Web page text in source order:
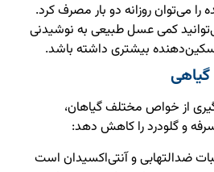
را می‌توان روزانه دو بار مصرف کرد.
کمی عسل طبیعی به نوشیدنی
تسکین‌دهنده بیشتری داشته باشد.
از خواص مختلف گیاهان،
و گلودرد را کاهش دهد:
ضدالتهابی و آنتی‌اکسیدان است